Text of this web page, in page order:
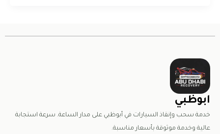
ابوظبي
خدمة سحب وإنقاذ السيارات في أبوظبي على مدار الساعة. سرعة استجابة
عالية وخدمة موثوقة بأسعار مناسبة.